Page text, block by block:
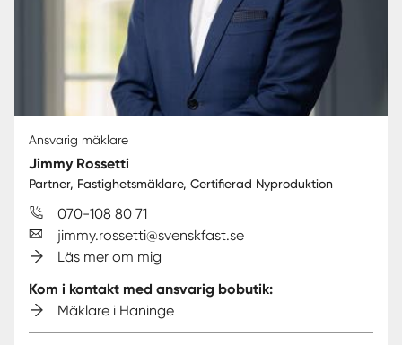
Ansvarig mäklare
Jimmy Rossetti
Partner, Fastighetsmäklare, Certifierad Nyproduktion
070-108 80 71
jimmy.rossetti@svenskfast.se
Läs mer om mig
Kom i kontakt med ansvarig bobutik:
Mäklare i Haninge